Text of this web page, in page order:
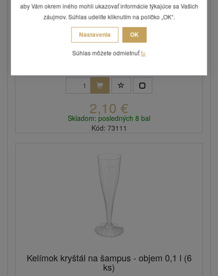
Kelímok kryštál na stopke o objeme 0,1 l (15
ks)
Priemer: 51 mm, výška: 85 mm, materiál: krystal PS. V
2,10 €
Skladom: posledných 8 bal
Kód: 73111
Kelímok kryštál na šampus - objem 0,1 l (6
ks)
aby Vám okrem iného mohli ukazovať informácie týkajúce sa Vašich
záujmov. Súhlas udelíte kliknutím na políčko „OK“.
Nastavenia OK
Súhlas môžete odmietnuťtu